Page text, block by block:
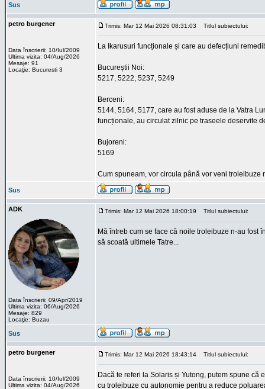
Sus
petro burgener
Data înscrierii: 10/Iul/2009
Ultima vizita: 04/Aug/2026
Mesaje: 91
Locaţie: Bucuresti 3
Trimis: Mar 12 Mai 2026 08:31:03 Titlul subiectului:
La Ikarusuri funcționale și care au defecțiuni
Bucureștii Noi:
5217, 5222, 5237, 5249
Berceni:
5144, 5164, 5177, care au fost aduse de la Vatra
funcționale, au circulat zilnic pe traseele deservite
Bujoreni:
5169
Cum spuneam, vor circula până vor veni
Sus
ADK
Data înscrierii: 09/Apr/2019
Ultima vizita: 06/Aug/2026
Mesaje: 829
Locaţie: Buzau
Trimis: Mar 12 Mai 2026 18:00:19 Titlul subiectului:
Mă întreb cum se face că noile troleibuze n-au fost
să scoată ultimele Tatre...
Sus
petro burgener
Data înscrierii: 10/Iul/2009
Ultima vizita: 04/Aug/2026
Trimis: Mar 12 Mai 2026 18:43:14 Titlul subiectului:
Dacă te referi la Solaris și Yutong, putem spune
cu troleibuze cu autonomie pentru a reduce